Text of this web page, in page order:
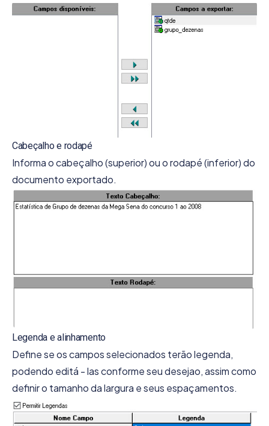
Cabeçalho e rodapé
Informa o cabeçalho (superior) ou o rodapé (inferior) do
documento exportado.
Legenda e alinhamento
Define se os campos selecionados terão legenda,
podendo editá - las conforme seu desejao, assim como
definir o tamanho da largura e seus espaçamentos.